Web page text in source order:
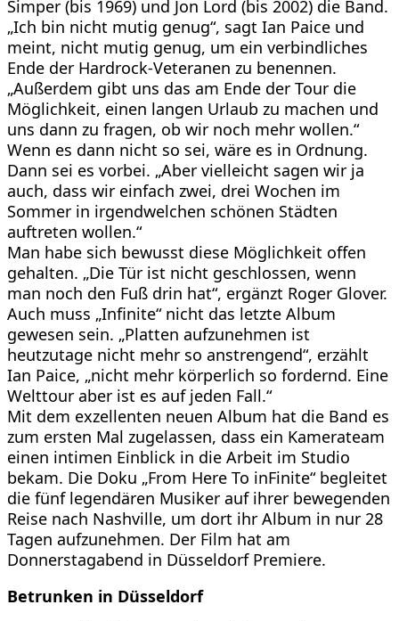
Simper (bis 1969) und Jon Lord (bis 2002) die Band.
„Ich bin nicht mutig genug“, sagt Ian Paice und
meint, nicht mutig genug, um ein verbindliches
Ende der Hardrock-Veteranen zu benennen.
„Außerdem gibt uns das am Ende der Tour die
Möglichkeit, einen langen Urlaub zu machen und
uns dann zu fragen, ob wir noch mehr wollen.“
Wenn es dann nicht so sei, wäre es in Ordnung.
Dann sei es vorbei. „Aber vielleicht sagen wir ja
auch, dass wir einfach zwei, drei Wochen im
Sommer in irgendwelchen schönen Städten
auftreten wollen.“
Man habe sich bewusst diese Möglichkeit offen
gehalten. „Die Tür ist nicht geschlossen, wenn
man noch den Fuß drin hat“, ergänzt Roger Glover.
Auch muss „Infinite“ nicht das letzte Album
gewesen sein. „Platten aufzunehmen ist
heutzutage nicht mehr so anstrengend“, erzählt
Ian Paice, „nicht mehr körperlich so fordernd. Eine
Welttour aber ist es auf jeden Fall.“
Mit dem exzellenten neuen Album hat die Band es
zum ersten Mal zugelassen, dass ein Kamerateam
einen intimen Einblick in die Arbeit im Studio
bekam. Die Doku „From Here To inFinite“ begleitet
die fünf legendären Musiker auf ihrer bewegenden
Reise nach Nashville, um dort ihr Album in nur 28
Tagen aufzunehmen. Der Film hat am
Donnerstagabend in Düsseldorf Premiere.
Betrunken in Düsseldorf